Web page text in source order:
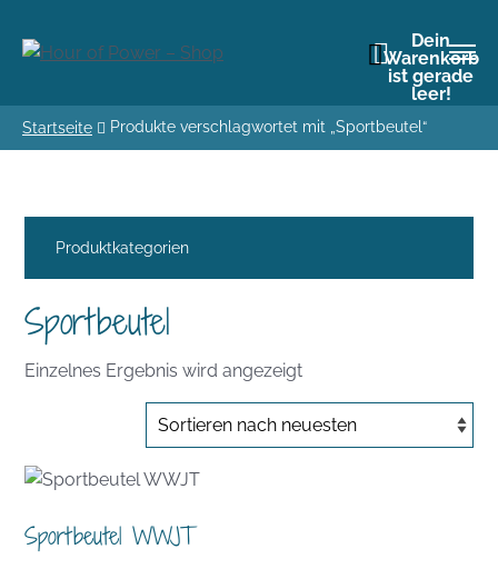
Dein
Warenkorb
ist gerade
leer!
Startseite Produkte verschlagwortet mit „Sportbeutel“
Produktkategorien
Sportbeutel
Einzelnes Ergebnis wird angezeigt
Sportbeutel WWJT